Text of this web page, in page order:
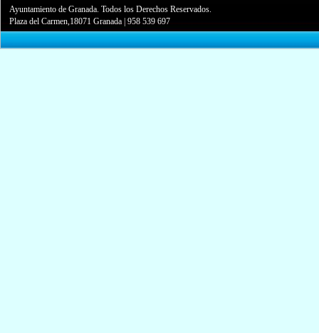
Ayuntamiento de Granada. Todos los Derechos Reservados.
Plaza del Carmen,18071 Granada |958 539 697